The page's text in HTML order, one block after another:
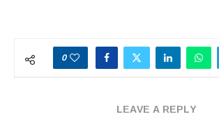
0
LEAVE A REPLY